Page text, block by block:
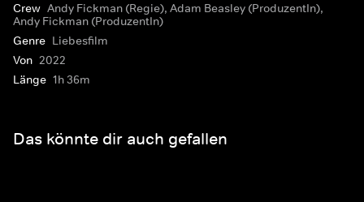
Crew Andy Fickman (Regie), Adam Beasley (ProduzentIn),
Andy Fickman (ProduzentIn)
Genre Liebesfilm
Von 2022
Länge 1h 36m
Das könnte dir auch gefallen